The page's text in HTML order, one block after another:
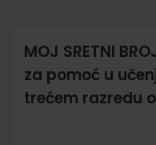
MOJ SRETNI
za pomoć u
trećem razredu